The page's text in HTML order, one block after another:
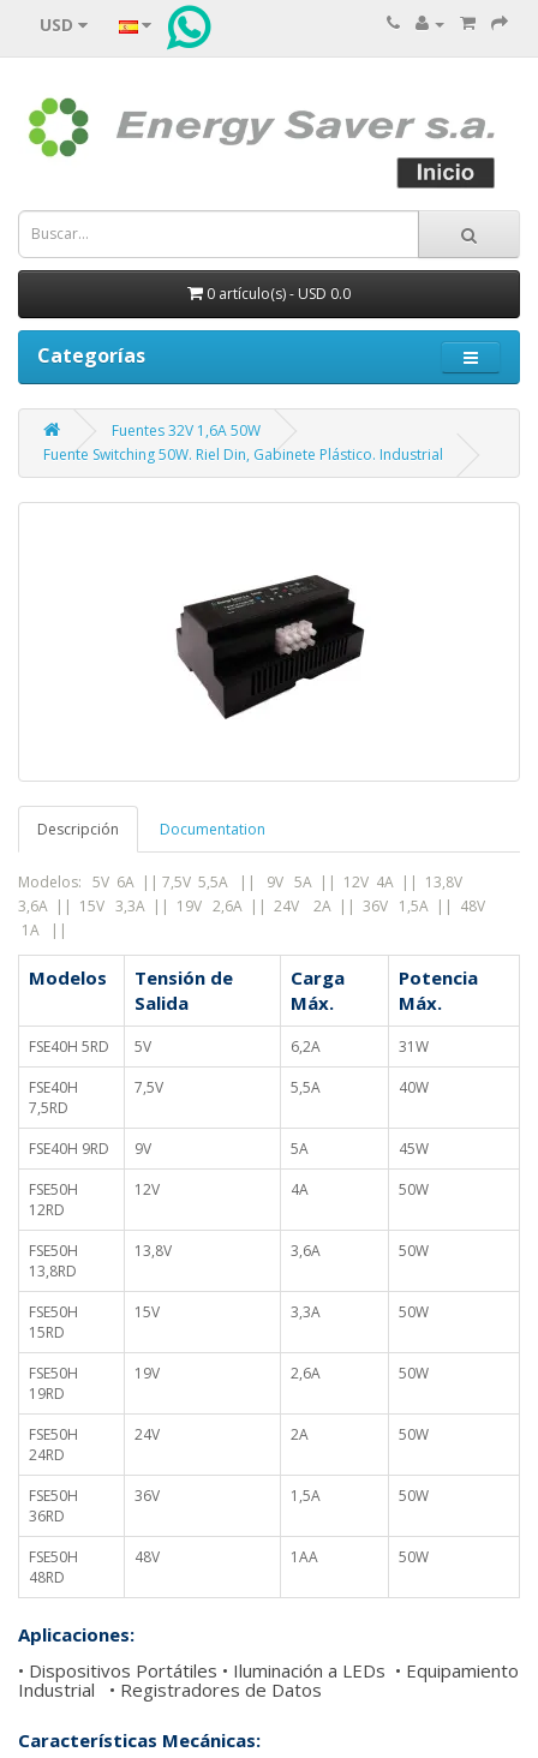
USD
0 artículo(s) - USD 0.0
Categorías
Fuentes 32V 1,6A 50W
Fuente Switching 50W. Riel Din, Gabinete Plástico. Industrial
Descripción Documentation
Modelos: 5V 6A || 7,5V 5,5A || 9V 5A || 12V 4A || 13,8V
3,6A || 15V 3,3A || 19V 2,6A || 24V 2A || 36V 1,5A || 48V
1A ||
Modelos
Tensión de
Salida
Carga
Máx.
Potencia
Máx.
FSE40H 5RD 5V 6,2A
31W
FSE40H
7,5RD
7,5V 5,5A 40W
FSE40H 9RD 9V 5A
45W
FSE50H
12RD
12V 4A 50W
FSE50H
13,8RD
13,8V 3,6A 50W
FSE50H
15RD
15V 3,3A 50W
FSE50H
19RD
19V 2,6A 50W
FSE50H
24RD
24V 2A 50W
FSE50H
36RD
36V 1,5A 50W
FSE50H
48RD
48V 1AA 50W
Aplicaciones:
• Dispositivos Portátiles • Iluminación a LEDs • Equipamiento
Industrial • Registradores de Datos
Características Mecánicas: